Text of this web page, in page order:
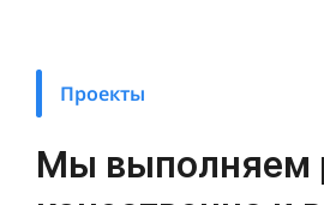
Проекты
Мы выполняем